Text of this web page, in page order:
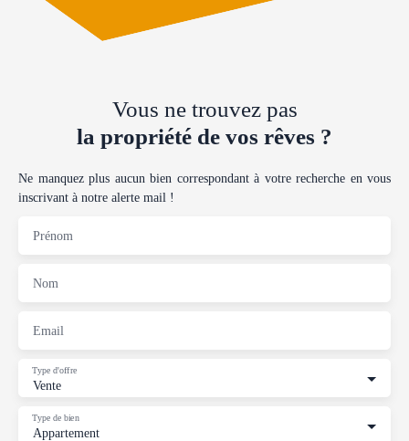
Vous ne trouvez pas
la propriété de vos rêves ?
Ne manquez plus aucun bien correspondant à votre recherche en vous
inscrivant à notre alerte mail !
Prénom
Nom
Email
Vente
Type d'offre
Appartement
Type de bien